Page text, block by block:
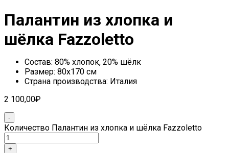
Палантин из хлопка и
шёлка Fazzoletto
Состав: 80% хлопок, 20% шёлк
Размер: 80х170 см
Страна производства: Италия
2 100,00₽
Количество Палантин из хлопка и шёлка Fazzoletto